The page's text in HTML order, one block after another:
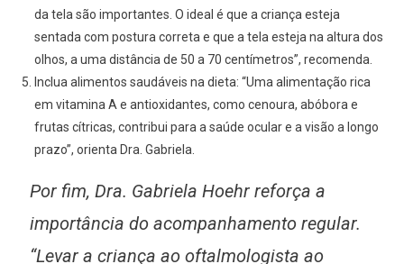
da tela são importantes. O ideal é que a criança esteja
sentada com postura correta e que a tela esteja na altura dos
olhos, a uma distância de 50 a 70 centímetros”, recomenda.
Inclua alimentos saudáveis na dieta: “Uma alimentação rica
em vitamina A e antioxidantes, como cenoura, abóbora e
frutas cítricas, contribui para a saúde ocular e a visão a longo
prazo”, orienta Dra. Gabriela.
Por fim, Dra. Gabriela Hoehr reforça a
importância do acompanhamento regular.
“Levar a criança ao oftalmologista ao